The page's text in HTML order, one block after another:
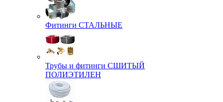
Фитинги СТАЛЬНЫЕ
Трубы и фитинги СШИТЫЙ
ПОЛИЭТИЛЕН